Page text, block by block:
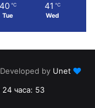
40 ℃
Tue
41 ℃
Wed
by Unet
24 часа: 53